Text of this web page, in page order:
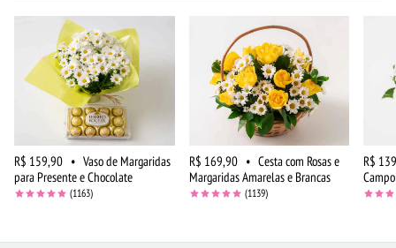
R$ 159,90 • Vaso de Margaridas
para Presente e Chocolate
(1163)
R$ 169,90 • Cesta com Rosas e
Margaridas Amarelas e Brancas
(1139)
R$